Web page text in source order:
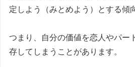
定しよう（みとめよう）とする傾
つまり、自分の価値を恋人やパー
存してしまうことがあります。